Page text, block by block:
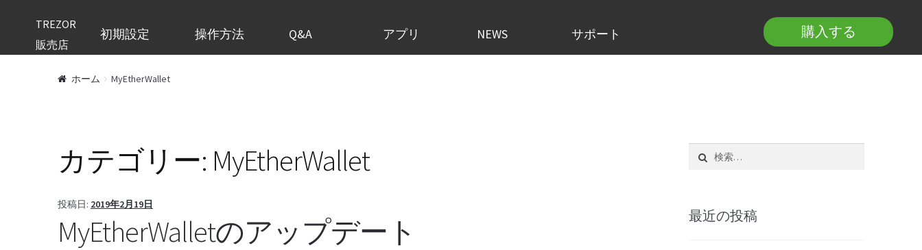
TREZOR
販売店
初期設定 操作方法 Q&A アプリ NEWS サポート 購入する
ホーム MyEtherWallet
カテゴリー: MyEtherWallet
投稿日: 2019年2月19日
MyEtherWalletのアップデート 最近の投稿